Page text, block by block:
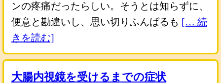
ンの疼痛だったらしい。そうとは知らずに、
便意と勘違いし、思い切りふんばるも [… 続
きを読む]
大腸内視鏡を受けるまでの症状